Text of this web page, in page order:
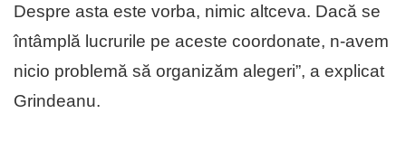
Despre asta este vorba, nimic altceva. Dacă se
întâmplă lucrurile pe aceste coordonate, n-avem
nicio problemă să organizăm alegeri”, a explicat
Grindeanu.